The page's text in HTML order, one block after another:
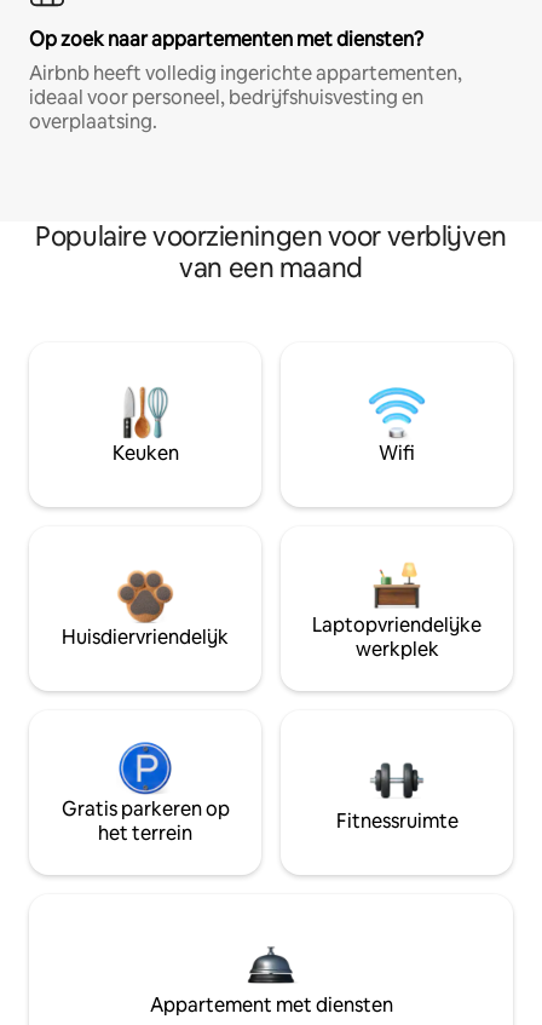
Op zoek naar appartementen met diensten?
Airbnb heeft volledig ingerichte appartementen,
ideaal voor personeel, bedrijfshuisvesting en
overplaatsing.
Populaire voorzieningen voor verblijven
van een maand
Keuken Wifi
Huisdiervriendelijk
Laptopvriendelijke
werkplek
Gratis parkeren op
het terrein
Fitnessruimte
Appartement met diensten